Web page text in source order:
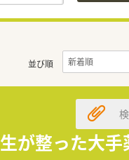
並び順
が整った大